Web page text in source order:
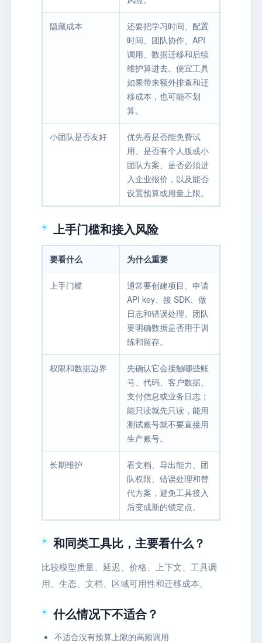
隐藏成本
还要把学习时间、配置
时间、团队协作、API
调用、数据迁移和后续
维护算进去。便宜工具
如果带来额外排查和迁
移成本，也可能不划
算。
小团队是否友好
优先看是否能免费试
用、是否有个人版或小
团队方案、是否必须进
入企业报价，以及能否
设置预算或用量上限。
上手门槛和接入风险
要看什么 为什么重要
上手门槛
通常要创建项目、申请
API key、接 SDK、做
日志和错误处理。团队
要明确数据是否用于训
练和留存。
权限和数据边界
先确认它会接触哪些账
号、代码、客户数据、
支付信息或业务日志；
能只读就先只读，能用
测试账号就不要直接用
生产账号。
长期维护
看文档、导出能力、团
队权限、错误处理和替
代方案，避免工具接入
后变成新的锁定点。
和同类工具比，主要看什么？
比较模型质量、延迟、价格、上下文、工具调
用、生态、文档、区域可用性和迁移成本。
什么情况下不适合？
不适合没有预算上限的高频调用